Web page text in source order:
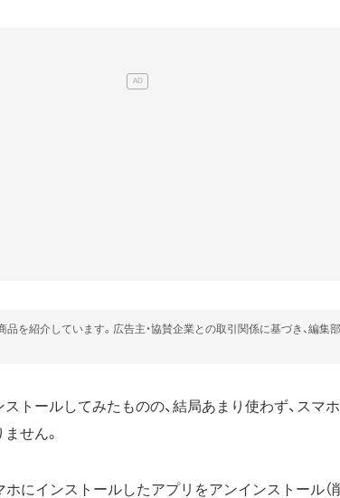
品を紹介しています。広告主・協賛企業との取引関係に基づき、編集
トールしてみたものの、結局あまり使わず、スマ
せん。
にインストールしたアプリをアンインストール（